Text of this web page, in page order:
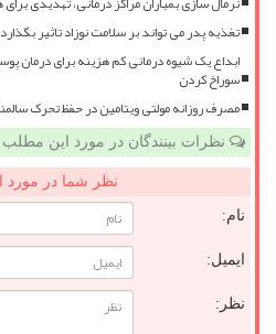
تغذیه پدر می تواند بر سلامت نوزاد تاثیر بگذارد
ابداع یک شیوه درمانی کم هزینه برای درمان
سوراخ کردن
مصرف روزانه مولتی ویتامین در حفظ تحرک
نظرات بینندگان در مورد این مطلب
نظر شما در مورد
نام:
ایمیل:
نظر: